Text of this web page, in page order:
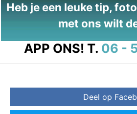
Heb je een leuke tip,
met ons wilt
APP ONS! T. 06 -
Deel op